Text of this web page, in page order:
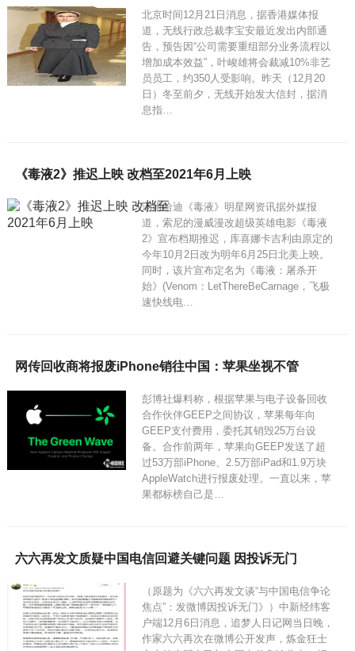
北京时间12月21日消息，据香港媒体报
道，无线行政总裁李宝安最近发出内部通
告，预告因“公司需要重组部分业务流程以
增加成本效益”，叶峻雄将会裁减10%非艺
员员工，约350人受影响。昨天（12月20
日）冬至前夕，无线开始发大信封，据消
息指…
《毒液2》推迟上映 改档至2021年6月上映
汤姆哈迪《毒液》明星网资讯据外媒报
道，索尼的漫威漫改超级英雄电影《毒液
2》宣布档期推迟，库喜娜卡吉利由原定的
今年10月2日改为明年6月25日北美上映。
同时，该片宣布定名为《毒液：屠杀开
始》(Venom：LetThereBeCarnage，飞极
速快线电…
网传回收商将报废iPhone销往中国：苹果坐视不管
彭博社爆料称，根据苹果与电子设备回收
合作伙伴GEEP之间协议，苹果每年向
GEEP支付费用，委托其销毁25万台设
备。合作前两年，苹果向GEEP发送了超
过53万部iPhone、2.5万部iPad和1.9万块
AppleWatch进行报废处理。一直以来，苹
果都标榜自己是…
六六再发文质疑中国电信回避关键问题 因投诉无门
（原题为《六六再发文谈“与中国电信争论
焦点”：发微博因投诉无门》）中新经纬客
户端12月6日消息，追梦人日记网当日晚，
作家六六再次在微博公开发声，炼金狂士